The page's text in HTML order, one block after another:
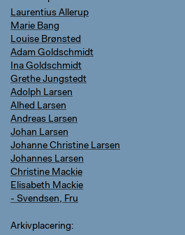
Laurentius Allerup
Marie Bang
Louise Brønsted
Adam Goldschmidt
Ina Goldschmidt
Grethe Jungstedt
Adolph Larsen
Alhed Larsen
Andreas Larsen
Johan Larsen
Johanne Christine Larsen
Johannes Larsen
Christine Mackie
Elisabeth Mackie
- Svendsen, Fru
Arkivplacering